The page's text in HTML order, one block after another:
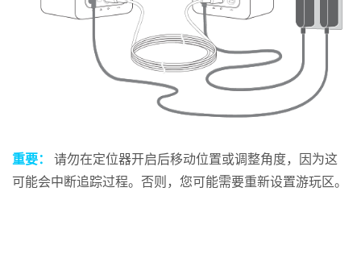
重要：
请勿在定位器开启后移动位置或调整角度，因为这
可能会中断追踪过程。否则，您可能需要重新设置游玩区。